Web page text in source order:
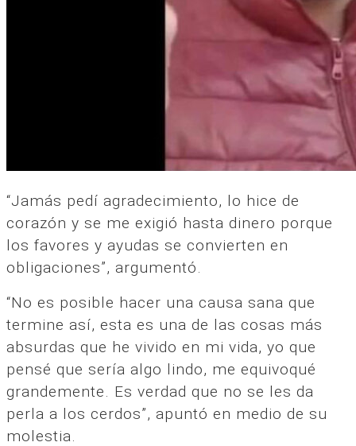
“Jamás pedí agradecimiento, lo hice de
corazón y se me exigió hasta dinero porque
los favores y ayudas se convierten en
obligaciones”, argumentó.
“No es posible hacer una causa sana que
termine así, esta es una de las cosas más
absurdas que he vivido en mi vida, yo que
pensé que sería algo lindo, me equivoqué
grandemente. Es verdad que no se les da
perla a los cerdos”, apuntó en medio de su
molestia.